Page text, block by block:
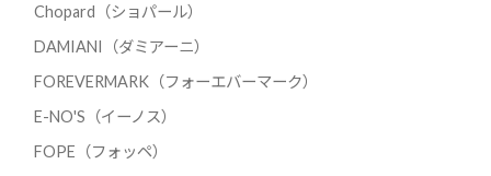
Chopard（ショパール）
DAMIANI（ダミアーニ）
FOREVERMARK（フォーエバーマーク）
E-NO'S（イーノス）
FOPE（フォッペ）